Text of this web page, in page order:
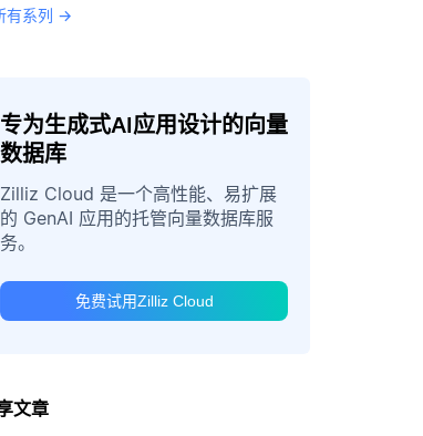
有系列 →
专为生成式AI应用设计的向量
数据库
Zilliz Cloud 是一个高性能、易扩展
的 GenAI 应用的托管向量数据库服
务。
免费试用Zilliz Cloud
文章